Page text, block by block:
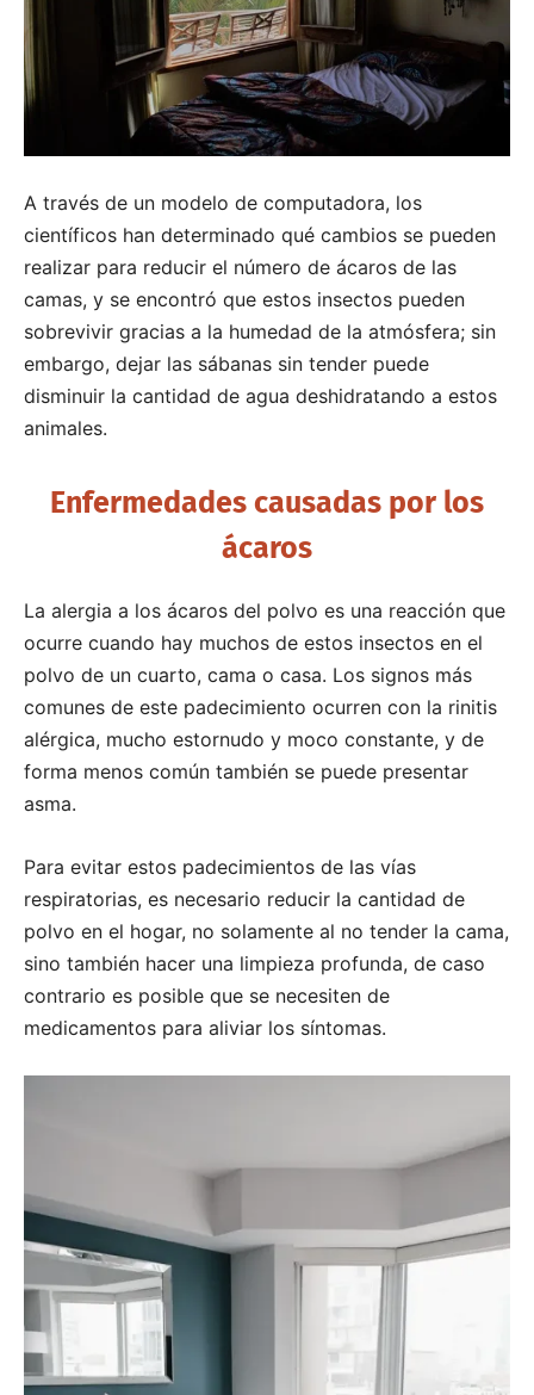
A través de un modelo de computadora, los
científicos han determinado qué cambios se pueden
realizar para reducir el número de ácaros de las
camas, y se encontró que estos insectos pueden
sobrevivir gracias a la humedad de la atmósfera; sin
embargo, dejar las sábanas sin tender puede
disminuir la cantidad de agua deshidratando a estos
animales.
Enfermedades causadas por los
ácaros
La alergia a los ácaros del polvo es una reacción que
ocurre cuando hay muchos de estos insectos en el
polvo de un cuarto, cama o casa. Los signos más
comunes de este padecimiento ocurren con la rinitis
alérgica, mucho estornudo y moco constante, y de
forma menos común también se puede presentar
asma.
Para evitar estos padecimientos de las vías
respiratorias, es necesario reducir la cantidad de
polvo en el hogar, no solamente al no tender la cama,
sino también hacer una limpieza profunda, de caso
contrario es posible que se necesiten de
medicamentos para aliviar los síntomas.